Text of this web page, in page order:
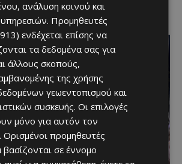
the Privacy Policy.
ανάλυση κοινού και
Προμηθευτές
ενδέχεται επίσης να
τα δεδομένα σας για
άλλους σκοπούς,
της χρήσης
γεωεντοπισμού και
συσκευής. Οι επιλογές
μόνο για αυτόν τον
Ορισμένοι προμηθευτές
βασίζονται σε έννομο